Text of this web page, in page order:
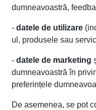
dumneavoastră,
- datele de utilizare
ul, produsele sau
- datele de marketing
dumneavoastră în
preferințele
De asemenea, se pot